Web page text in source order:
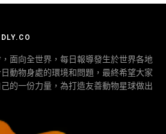
面向全世界，每日報導發生於世界各地
動物身處的環境和問題，最終希望大家
的一份力量，為打造友善動物星球做出